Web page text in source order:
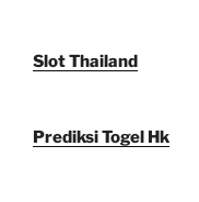
Slot Thailand
Prediksi Togel Hk